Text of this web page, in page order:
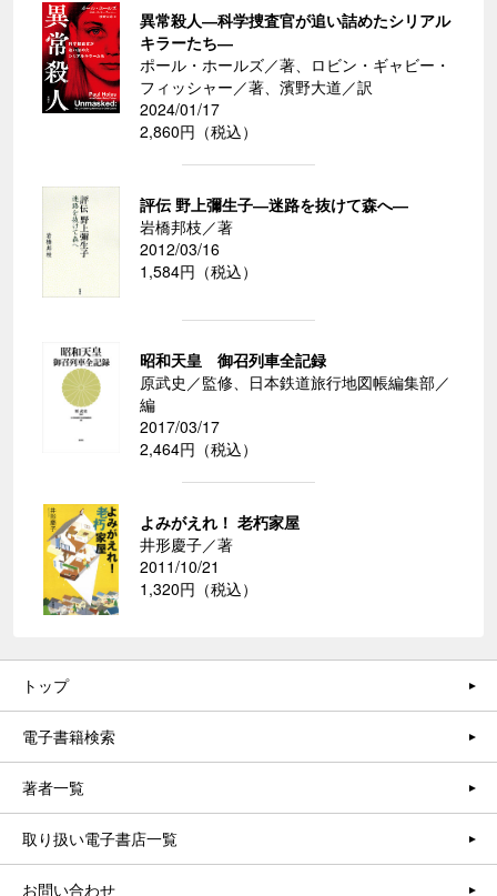
異常殺人―科学捜査官が追い詰めたシリアル
キラーたち―
ポール・ホールズ／著、ロビン・ギャビー・
フィッシャー／著、濱野大道／訳
2024/01/17
2,860円（税込）
評伝 野上彌生子―迷路を抜けて森へ―
岩橋邦枝／著
2012/03/16
1,584円（税込）
昭和天皇 御召列車全記録
原武史／監修、日本鉄道旅行地図帳編集部／
編
2017/03/17
2,464円（税込）
よみがえれ！ 老朽家屋
井形慶子／著
2011/10/21
1,320円（税込）
トップ
電子書籍検索
著者一覧
取り扱い電子書店一覧
お問い合わせ